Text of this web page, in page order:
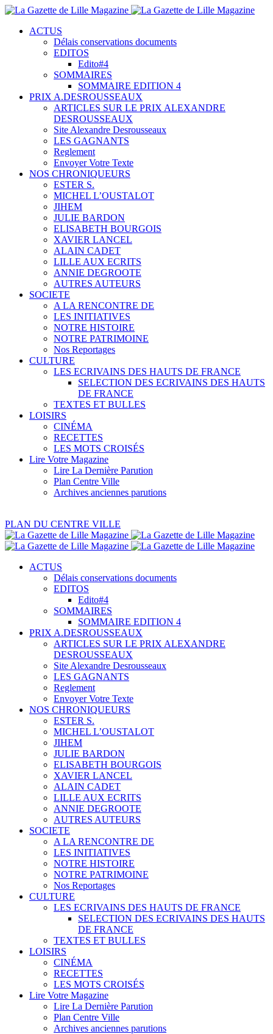
ACTUS
Délais conservations documents
EDITOS
Edito#4
SOMMAIRES
SOMMAIRE EDITION 4
PRIX A.DESROUSSEAUX
ARTICLES SUR LE PRIX ALEXANDRE
DESROUSSEAUX
Site Alexandre Desrousseaux
LES GAGNANTS
Reglement
Envoyer Votre Texte
NOS CHRONIQUEURS
ESTER S.
MICHEL L’OUSTALOT
JIHEM
JULIE BARDON
ELISABETH BOURGOIS
XAVIER LANCEL
ALAIN CADET
LILLE AUX ECRITS
ANNIE DEGROOTE
AUTRES AUTEURS
SOCIETE
A LA RENCONTRE DE
LES INITIATIVES
NOTRE HISTOIRE
NOTRE PATRIMOINE
Nos Reportages
CULTURE
LES ECRIVAINS DES HAUTS DE FRANCE
SELECTION DES ECRIVAINS DES HAUTS
DE FRANCE
TEXTES ET BULLES
LOISIRS
CINÉMA
RECETTES
LES MOTS CROISÉS
Lire Votre Magazine
Lire La Dernière Parution
Plan Centre Ville
Archives anciennes parutions
PLAN DU CENTRE VILLE
ACTUS
Délais conservations documents
EDITOS
Edito#4
SOMMAIRES
SOMMAIRE EDITION 4
PRIX A.DESROUSSEAUX
ARTICLES SUR LE PRIX ALEXANDRE
DESROUSSEAUX
Site Alexandre Desrousseaux
LES GAGNANTS
Reglement
Envoyer Votre Texte
NOS CHRONIQUEURS
ESTER S.
MICHEL L’OUSTALOT
JIHEM
JULIE BARDON
ELISABETH BOURGOIS
XAVIER LANCEL
ALAIN CADET
LILLE AUX ECRITS
ANNIE DEGROOTE
AUTRES AUTEURS
SOCIETE
A LA RENCONTRE DE
LES INITIATIVES
NOTRE HISTOIRE
NOTRE PATRIMOINE
Nos Reportages
CULTURE
LES ECRIVAINS DES HAUTS DE FRANCE
SELECTION DES ECRIVAINS DES HAUTS
DE FRANCE
TEXTES ET BULLES
LOISIRS
CINÉMA
RECETTES
LES MOTS CROISÉS
Lire Votre Magazine
Lire La Dernière Parution
Plan Centre Ville
Archives anciennes parutions